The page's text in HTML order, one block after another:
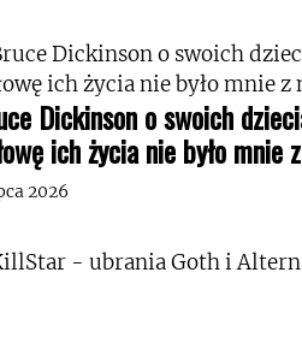
Dickinson o swoich
ich życia nie było mnie
2026